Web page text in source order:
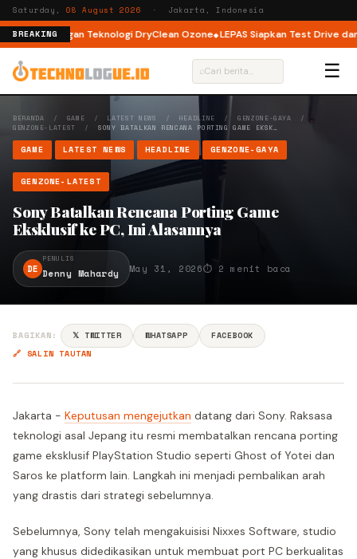
Saturday,08 August 2026 · Jakarta, Indonesia
BREAKING
Load dengan Teknologi DryClean Ozone LEPAS Siapkan Test Drive dan
⌕ ☰
BERANDA / GAME / LATEST NEWS / HEADLINE /GENZONE-GAYA /
GENZONE-LATEST /SONY BATALKAN RENCANA PORTING GAME EKSK…
GAME LATEST NEWS HEADLINE GENZONE-GAYA
GENZONE-LATEST
Sony Batalkan Rencana Porting Game
Eksklusif ke PC, Ini Alasannya
DE
PENULIS
Denny Mahardy May 31, 2026⏱ 2 menit baca
BAGIKAN: 𝕏 TWITTER WHATSAPP
FACEBOOK
🔗 SALIN TAUTAN
Jakarta - Keputusan mengejutkan datang dari Sony. Raksasa
teknologi asal Jepang itu resmi membatalkan rencana porting
game eksklusif PlayStation Studio seperti Ghost of Yotei dan
Saros ke platform lain. Langkah ini menjadi pembalikan arah
yang drastis dari strategi sebelumnya.
Sebelumnya, Sony telah mengakuisisi Nixxes Software, studio
yang khusus didedikasikan untuk membuat port PC berkualitas